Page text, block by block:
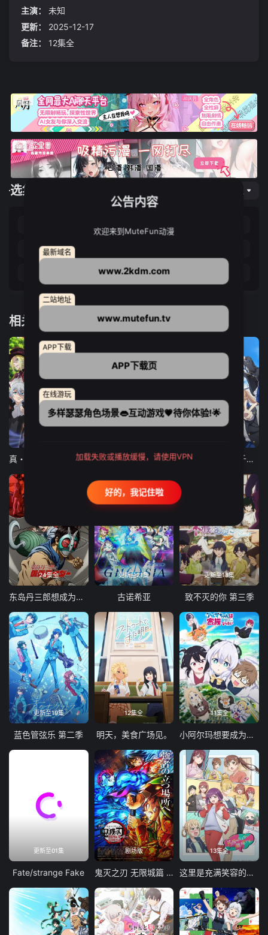
主演：
未知
更新：
2025-12-17
备注：
12集全
选集播放
第05集
第10集 第11集
相关推荐
真・进化果 实不知不觉踏上胜利的人生 东京猫猫 NEW～♡ 弹珠汽水瓶里的千岁同学
24集全
东岛丹三郎想成为假面骑士
更新至21集
古诺希亚
更新至18集
致不灭的你 第三季
更新至19集
蓝色管弦乐 第二季
12集全
明天，美食广场见。
11集全
小阿尔玛想要成为家人
更新至01集
Fate/strange Fake
剧场版
鬼灭之刃 无限城篇 第一章 猗窝座再袭
13集全
这里是充满笑容的职场。
公告内容
欢迎来到MuteFun动漫
最新域名
www.2kdm.com
二站地址
www.mutefun.tv
APP下载
APP下载页
在线游玩
多样瑟瑟角色场景👄互动游戏💗待你体验!🌟
加载失败或播放缓慢，请使用VPN
好的，我记住啦